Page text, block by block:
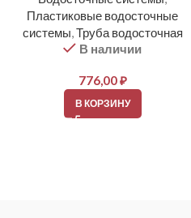
Пластиковые водосточные
системы,Труба водосточная
В наличии
776,00₽
В КОРЗИНУ